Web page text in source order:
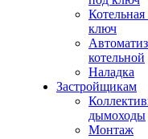
ключ
котельной
Наладка
Застройщикам
дымоходы
Монтаж